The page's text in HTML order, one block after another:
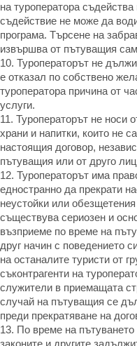
на туроператора
съдействие не може да
програма. Търсене на
извършва от пътуващия
10. Туроператорът не
е отказал по собствено
туроператора причина от
услуги.
11. Туроператорът не носи
храни и напитки, които не
настоящия договор,
пътуващия или от друго
12. Туроператорът има
едностранно да прекрати
неустойки или
съществува сериозен и
възприеме по време на
друг начин с поведението
на останалите туристи от
съконтрагенти на
служители в приемащата
случай на пътуващия се
преди прекратяване на
13. По време на
законите и другите